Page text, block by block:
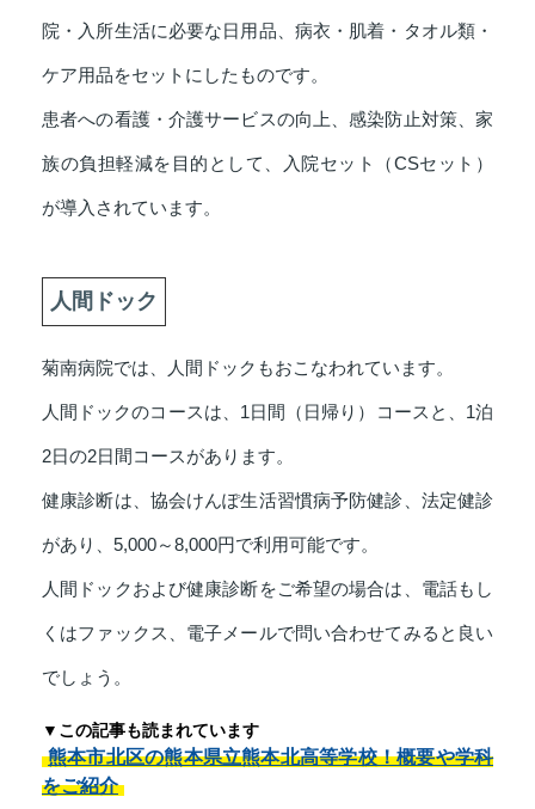
院・入所生活に必要な日用品、病衣・肌着・タオル類・
ケア用品をセットにしたものです。
患者への看護・介護サービスの向上、感染防止対策、家
族の負担軽減を目的として、入院セット（CSセット）
が導入されています。
人間ドック
菊南病院では、人間ドックもおこなわれています。
人間ドックのコースは、1日間（日帰り）コースと、1泊
2日の2日間コースがあります。
健康診断は、協会けんぽ生活習慣病予防健診、法定健診
があり、5,000～8,000円で利用可能です。
人間ドックおよび健康診断をご希望の場合は、電話もし
くはファックス、電子メールで問い合わせてみると良い
でしょう。
▼この記事も読まれています
熊本市北区の熊本県立熊本北高等学校！概要や学科
をご紹介